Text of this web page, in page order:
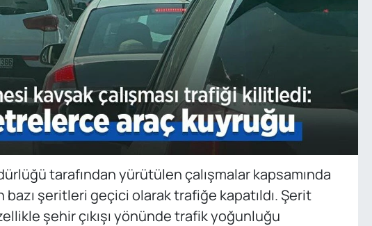
tarafından yürütülen çalışmalar kapsamında
bazı şeritleri geçici olarak trafiğe kapatıldı. Şerit
şehir çıkışı yönünde trafik yoğunluğu